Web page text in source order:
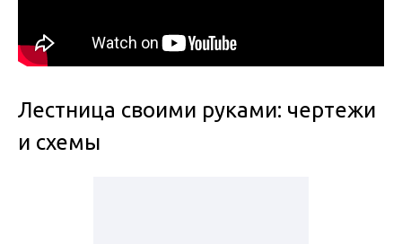
Лестница своими руками: чертежи
и схемы